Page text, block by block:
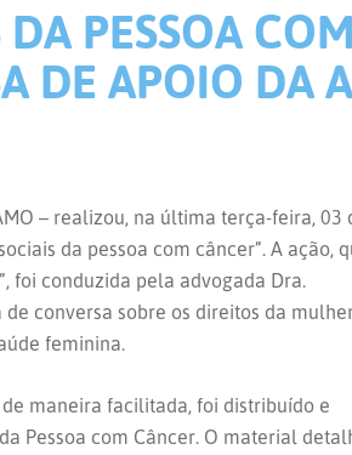
PESSOA
DE APOIO DA
– realizou, na última terça-feira, 03
da pessoa com câncer”. A ação,
foi conduzida pela advogada Dra.
conversa sobre os direitos da
feminina.
maneira facilitada, foi distribuído e
Pessoa com Câncer. O material